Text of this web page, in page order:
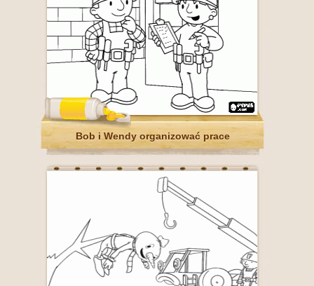
Bob i Wendy organizować prace